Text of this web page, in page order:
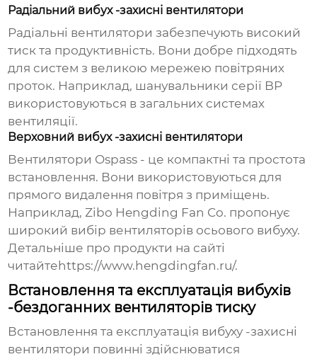
Радіальний вибух -захисні вентилятори
Радіальні вентилятори забезпечують високий
тиск та продуктивність. Вони добре підходять
для систем з великою мережею повітряних
проток. Наприклад, шанувальники серії BP
використовуються в загальних системах
вентиляції.
Верховний вибух -захисні вентилятори
Вентилятори Ospass - це компактні та простота
встановлення. Вони використовуються для
прямого видалення повітря з приміщень.
Наприклад, Zibo Hengding Fan Co. пропонує
широкий вибір вентиляторів осьового вибуху.
Детальніше про продукти на сайті
читайте https://www.hengdingfan.ru/.
Встановлення та експлуатація вибухів
-бездоганних вентиляторів тиску
Встановлення та експлуатація вибуху -захисні
вентилятори повинні здійснюватися